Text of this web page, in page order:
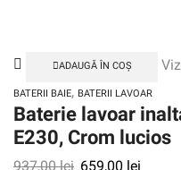
ADAUGĂ ÎN COȘ
BATERII BAIE, BATERII LAVOAR
Baterie lavoar
E230, Crom lucios
937,00lei 659,00 lei